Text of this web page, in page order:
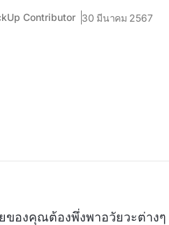
Contributor 30 มีนาคม 2567
ของคุณต้องพึ่งพาอวัยวะต่าง